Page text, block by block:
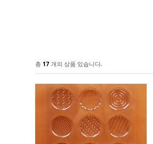
총 17개의 상품 있습니다.